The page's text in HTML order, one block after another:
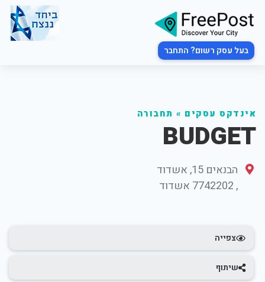
בעל עסק רשום? התחבר
אינדקס עסקים » תחבורה
BUDGET
הבנאים 15, אשדוד
,
7742202 אשדוד
צפייה
שיתוף